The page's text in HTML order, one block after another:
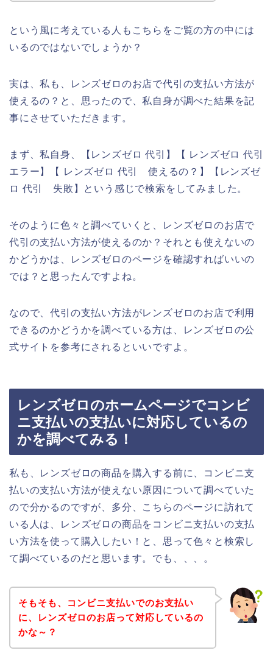
という風に考えている人もこちらをご覧の方の中には
いるのではないでしょうか？
実は、私も、レンズゼロのお店で代引の支払い方法が
使えるの？と、思ったので、私自身が調べた結果を記
事にさせていただきます。
まず、私自身、【レンズゼロ 代引】【 レンズゼロ 代引
エラー】【 レンズゼロ 代引 使えるの？】【レンズゼ
ロ 代引 失敗】という感じで検索をしてみました。
そのように色々と調べていくと、レンズゼロのお店で
代引の支払い方法が使えるのか？それとも使えないの
かどうかは、レンズゼロのページを確認すればいいの
では？と思ったんですよね。
なので、代引の支払い方法がレンズゼロのお店で利用
できるのかどうかを調べている方は、レンズゼロの公
式サイトを参考にされるといいですよ。
レンズゼロのホームページでコンビ
ニ支払いの支払いに対応しているの
かを調べてみる！
私も、レンズゼロの商品を購入する前に、コンビニ支
払いの支払い方法が使えない原因について調べていた
ので分かるのですが、多分、こちらのページに訪れて
いる人は、レンズゼロの商品をコンビニ支払いの支払
い方法を使って購入したい！と、思って色々と検索し
て調べているのだと思います。でも、、、。
そもそも、コンビニ支払いでのお支払い
に、レンズゼロのお店って対応しているの
かな～？